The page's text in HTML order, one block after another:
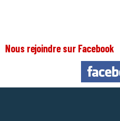
Nous rejoindre sur Facebook